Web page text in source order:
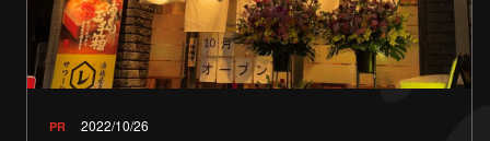
PR 2022/10/26